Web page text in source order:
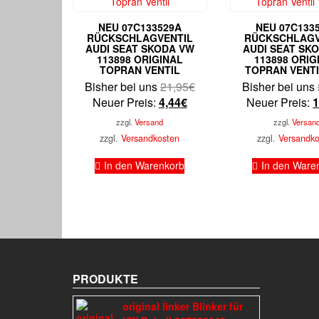
NEU 07C133529A
RÜCKSCHLAGVENTIL
AUDI SEAT SKODA VW
113898 ORIGINAL
TOPRAN VENTIL
Bisher bei uns21,95€Ursprünglicher
Neuer Preis: 4,44€Aktueller
zzgl.Versand
zzgl.Versandkosten
In den Warenkorb
NEU
AUDI SEAT
113898
TOPRAN
Bisher bei uns
Neuer Preis:
zzgl.
zzgl.
In den
PRODUKTE
original linker Blinker für